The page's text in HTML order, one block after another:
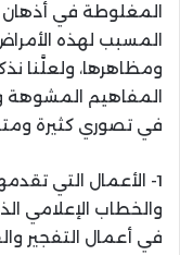
المغلوطة في أذهان
المسبب لهذه
ومظاهرها، ولعلَّنا
المفاهيم المشوهة
في تصوري كثيرة
1- الأعمال التي
والخطاب الإعلامي
في أعمال التفجير